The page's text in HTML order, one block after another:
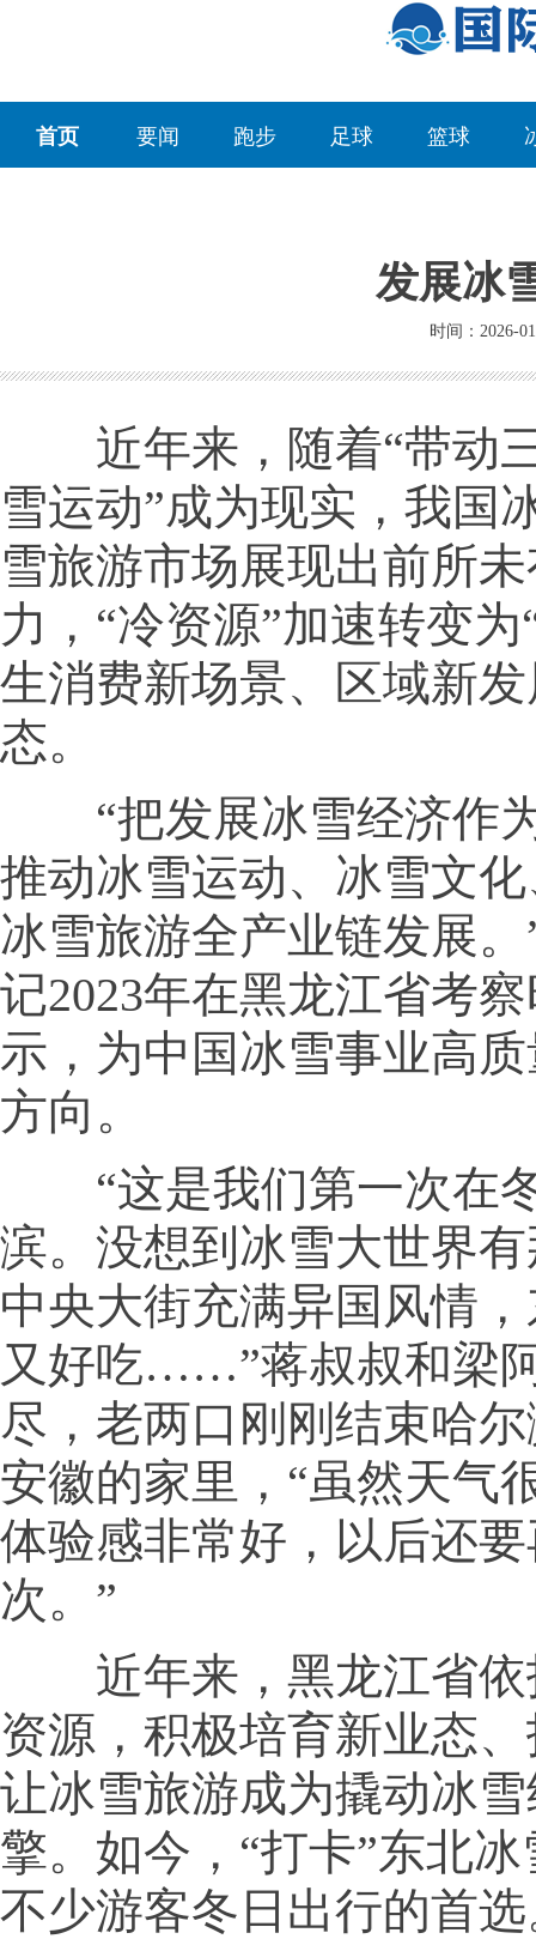
首页 要闻 跑步 足球 篮球
发展冰
时间：2026-
近年来，随着“带动
雪运动”成为现实，我国
雪旅游市场展现出前所
力，“冷资源”加速转变
生消费新场景、区域新
态。
“把发展冰雪经济作
推动冰雪运动、冰雪文
冰雪旅游全产业链发展
记2023年在黑龙江省考
示，为中国冰雪事业高
方向。
“这是我们第一次在
滨。没想到冰雪大世界
中央大街充满异国风情
又好吃……”蒋叔叔和梁
尽，老两口刚刚结束哈
安徽的家里，“虽然天气
体验感非常好，以后还
次。”
近年来，黑龙江省依
资源，积极培育新业态
让冰雪旅游成为撬动冰
擎。如今，“打卡”东北
不少游客冬日出行的首